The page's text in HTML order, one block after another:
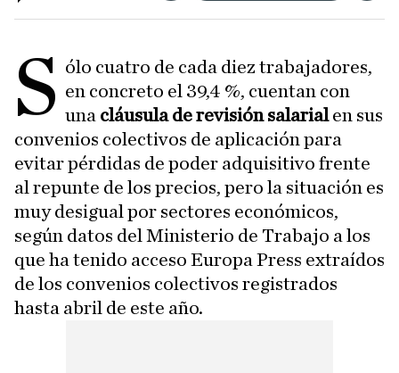
S ólo cuatro de cada diez trabajadores,
en concreto el 39,4 %, cuentan con
una cláusula de revisión salarialen sus
convenios colectivos de aplicación para
evitar pérdidas de poder adquisitivo frente
al repunte de los precios, pero la situación es
muy desigual por sectores económicos,
según datos del Ministerio de Trabajo a los
que ha tenido acceso Europa Press extraídos
de los convenios colectivos registrados
hasta abril de este año.